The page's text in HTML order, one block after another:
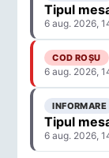
Tipul
6 aug. 2026,
COD ROȘU
6 aug. 2026,
INFORMARE
Tipul
6 aug. 2026,